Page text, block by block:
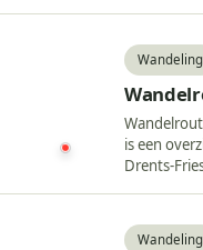
Wandeling
is een
Drents-
Wandeling